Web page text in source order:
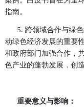
在推动构建零废弃
3.生态恢复与
手段进行生态系统
无人机和人工智能
撑。